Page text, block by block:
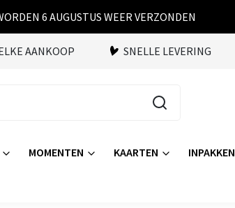
6 AUGUSTUS WEER VERZONDEN
AANKOOP SNELLE LEVERING
MOMENTEN KAARTEN INPAKKEN